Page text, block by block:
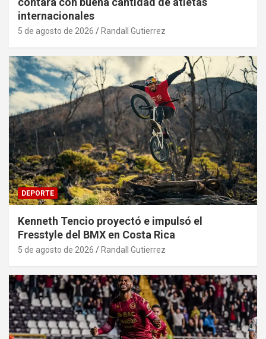
internacionales
5 de agosto de 2026 Randall Gutierrez
DEPORTE
Kenneth Tencio proyectó e impulsó el
Fresstyle del BMX en Costa Rica
5 de agosto de 2026 Randall Gutierrez